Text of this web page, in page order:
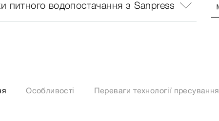
питного водопостачання з Sanpress
Особливості Переваги технології пресування